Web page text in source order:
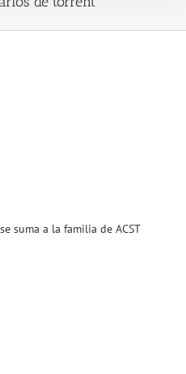
suma a la familia de ACST